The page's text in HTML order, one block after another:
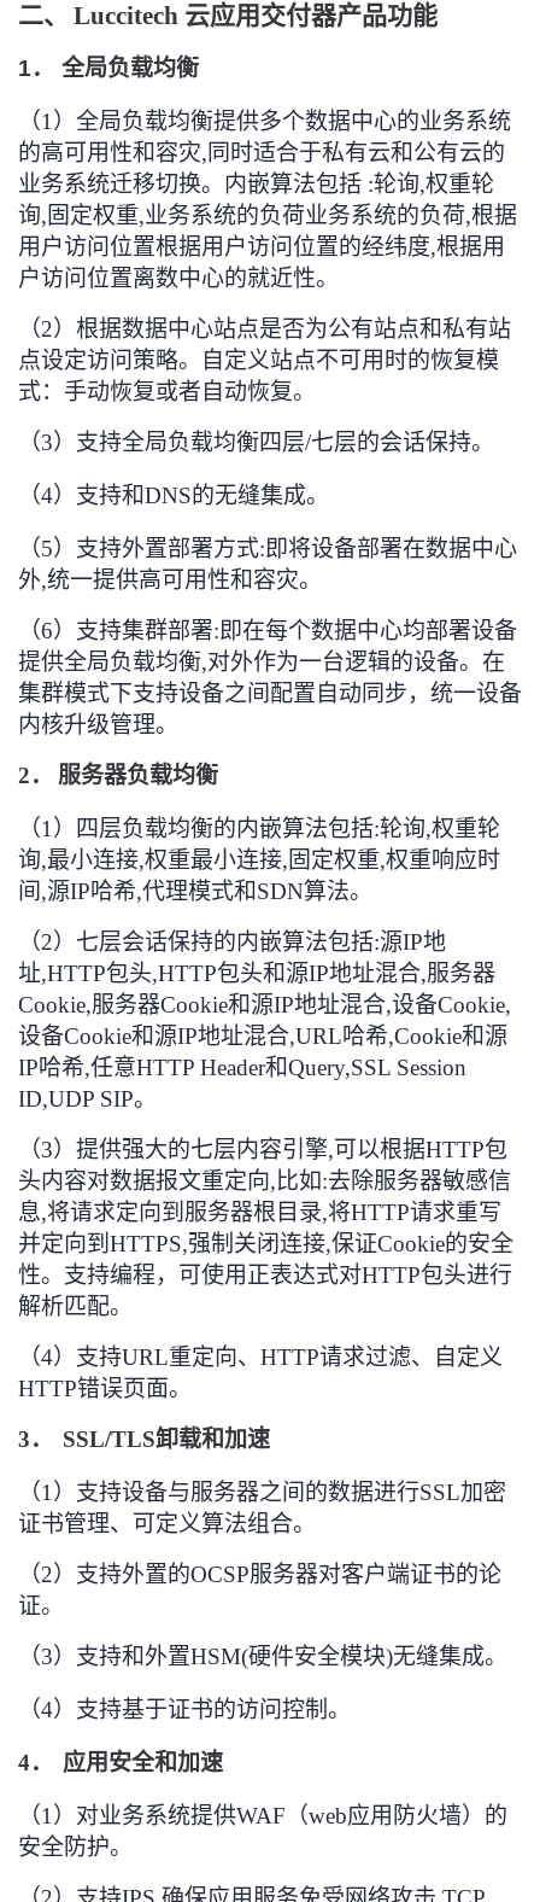
二、 Luccitech 云应用交付器产品功能
1． 全局负载均衡
（1） 全局负载均衡提供多个数据中心的业务系统
的高可用性和容灾, 同时适合于私有云和公有云的
业务系统迁移切换。 内嵌算法包括 :轮询,权重轮
询,固定权重,业务系统的负荷业务系统的负荷,根据
用户访问位置根据用户访问位置的经纬度,根据用
户访问位置离数中心的就近性。
（2） 根据数据中心站点是否为公有站点和私有站
点设定访问策略。自定义站点不可用时的恢复模
式：手动恢复或者自动恢复。
（3） 支持全局负载均衡四层/七层的会话保持。
（4） 支持和DNS的无缝集成。
（5） 支持外置部署方式:即将设备部署在数据中心
外,统一提供高可用性和容灾。
（6） 支持集群部署:即在每个数据中心均部署设备
提供全局负载均衡,对外作为一台逻辑的设备。在
集群模式下支持设备之间配置自动同步，统一设备
内核升级管理。
2．
服务器负载均衡
（1） 四层负载均衡的内嵌算法包括:轮询,权重轮
询,最小连接,权重最小连接, 固定权重,权重响应时
间 ,源IP哈希,代理模式和SDN算法。
（2） 七层会话保持的内嵌算法包括:源IP地
址,HTTP包头,HTTP包头和源IP地址混合,服务器
Cookie,服务器Cookie和源IP地址混合,设备Cookie,
设备Cookie和源IP地址混合,URL哈希,Cookie和源
IP哈希,任意HTTP Header和Query,SSL Session
ID,UDP SIP。
（3） 提供强大的七层内容引擎,可以根据HTTP包
头内容对数据报文重定向, 比如:去除服务器敏感信
息,将请求定向到服务器根目录,将HTTP请求重写
并定向到 HTTPS,强制关闭连接,保证Cookie的安全
性。支持编程，可使用正表达式对HTTP包头进行
解析匹配。
（4） 支持URL重定向、 HTTP请求过滤、自定义
HTTP错误页面。
3．
SSL/TLS卸载和加速
（1） 支持设备与服务器之间的数据进行SSL加密
证书管理、可定义算法组合。
（2） 支持外置的OCSP服务器对客户端证书的论
证。
（3） 支持和外置HSM(硬件安全模块)无缝集成。
（4） 支持基于证书的访问控制。
4． 应用安全和加速
（1） 对业务系统提供WAF（web应用防火墙）的
安全防护。